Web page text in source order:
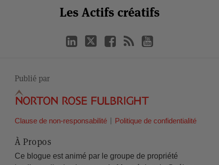
Les Actifs créatifs
Facebook
Publié par
Clause de non-responsabilité Politique de confidentialité
À Propos
Ce blogue est animé par le groupe de propriété